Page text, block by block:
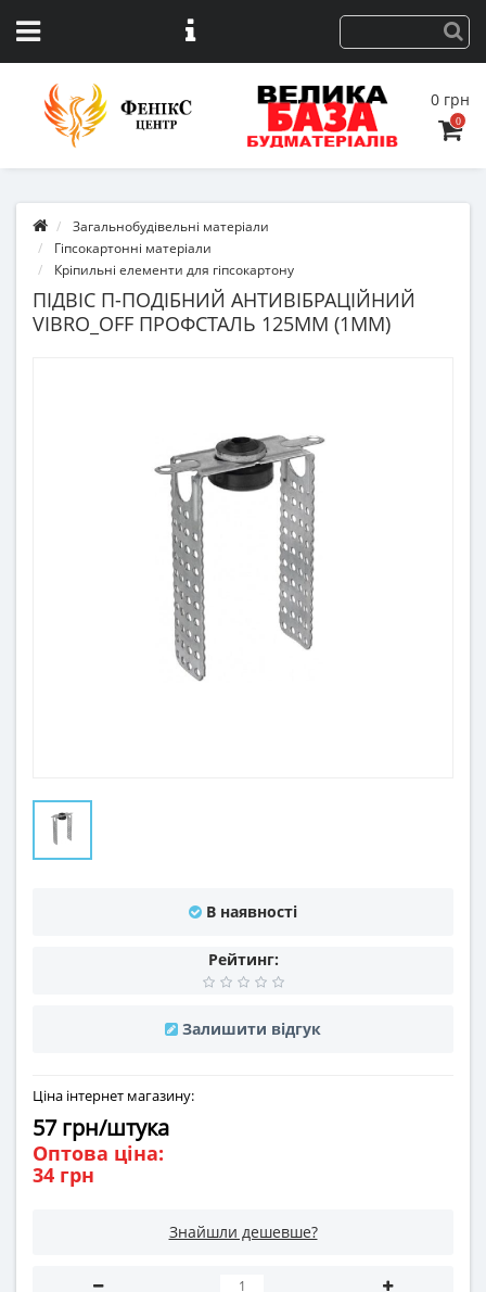
0 грн
0
Загальнобудівельні матеріали
Гіпсокартонні матеріали
Кріпильні елементи для гіпсокартону
ПІДВІС П-ПОДІБНИЙ АНТИВІБРАЦІЙНИЙ
VIBRO_OFF ПРОФСТАЛЬ 125ММ (1ММ)
В наявності
Рейтинг:
Залишити відгук
Ціна інтернет магазину:
57 грн/штука
Оптова ціна:
34 грн
Знайшли дешевше?